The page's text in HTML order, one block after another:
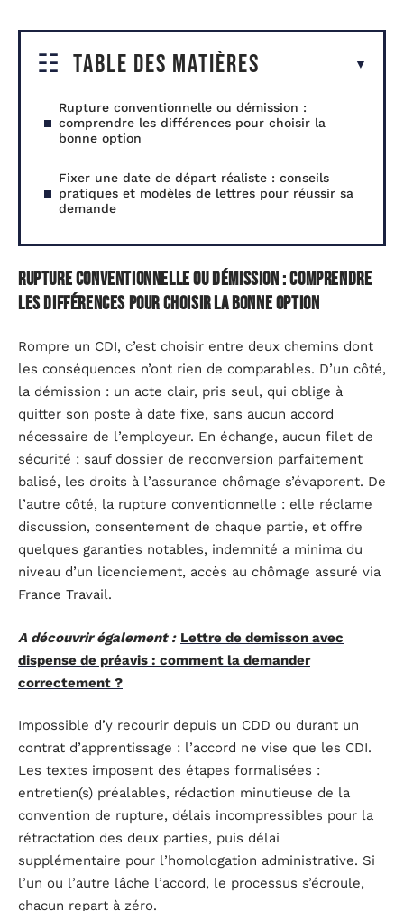
Table des matières
Rupture conventionnelle ou démission :
comprendre les différences pour choisir la
bonne option
Fixer une date de départ réaliste : conseils
pratiques et modèles de lettres pour réussir sa
demande
Rupture conventionnelle ou démission : comprendre
les différences pour choisir la bonne option
Rompre un CDI, c’est choisir entre deux chemins dont
les conséquences n’ont rien de comparables. D’un côté,
la démission : un acte clair, pris seul, qui oblige à
quitter son poste à date fixe, sans aucun accord
nécessaire de l’employeur. En échange, aucun filet de
sécurité : sauf dossier de reconversion parfaitement
balisé, les droits à l’assurance chômage s’évaporent. De
l’autre côté, la rupture conventionnelle : elle réclame
discussion, consentement de chaque partie, et offre
quelques garanties notables, indemnité a minima du
niveau d’un licenciement, accès au chômage assuré via
France Travail.
A découvrir également : Lettre de demisson avec
dispense de préavis : comment la demander
correctement ?
Impossible d’y recourir depuis un CDD ou durant un
contrat d’apprentissage : l’accord ne vise que les CDI.
Les textes imposent des étapes formalisées :
entretien(s) préalables, rédaction minutieuse de la
convention de rupture, délais incompressibles pour la
rétractation des deux parties, puis délai
supplémentaire pour l’homologation administrative. Si
l’un ou l’autre lâche l’accord, le processus s’écroule,
chacun repart à zéro.